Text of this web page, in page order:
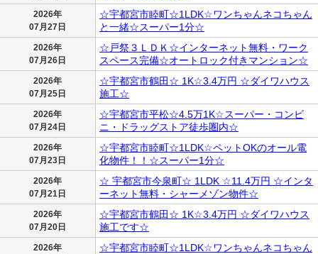
2026年
07月27日
☆宇都宮市睦町☆1LDK☆ワンちゃんネコちゃん
と一緒☆スーパー1分☆
2026年
07月26日
☆戸祭３ＬＤＫ☆インターネット無料・ワーク
スペース完備☆オートロック付きマンション☆
2026年
07月25日
☆宇都宮市鶴田☆ 1K☆3.4万円 ☆ダイワハウス
施工☆
2026年
07月24日
☆宇都宮市平松☆4.5万1K☆スーパー・コンビ
ニ・ドラッグストア徒歩圏内☆
2026年
07月23日
☆宇都宮市睦町☆1LDK☆ペットOKのオール電
化物件！！☆スーパー1分☆
2026年
07月21日
☆ 宇都宮市今泉町☆ 1LDK ☆11.4万円 ☆インタ
ーネット無料・シャーメゾン物件☆
2026年
07月20日
☆宇都宮市鶴田☆ 1K☆3.4万円 ☆ダイワハウス
施工です☆
2026年
☆宇都宮市睦町☆1LDK☆ワンちゃんネコちゃん